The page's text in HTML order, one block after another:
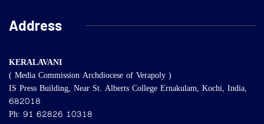
Address
KERALAVANI
( Media Commission Archdiocese of Verapoly )
IS Press Building, Near St. Alberts College Ernakulam, Kochi, India,
682018
Ph: 91 62826 10318